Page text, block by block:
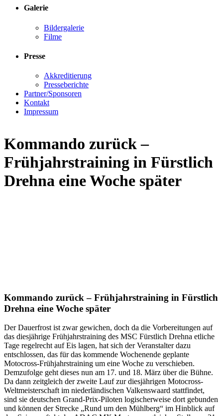
Galerie
Bildergalerie
Filme
Presse
Akkreditierung
Presseberichte
Partner/Sponsoren
Kontakt
Impressum
Kommando zurück –
Frühjahrstraining in Fürstlich
Drehna eine Woche später
Kommando zurück – Frühjahrstraining in Fürstlich
Drehna eine Woche später
Der Dauerfrost ist zwar gewichen, doch da die Vorbereitungen auf
das diesjährige Frühjahrstraining des MSC Fürstlich Drehna etliche
Tage regelrecht auf Eis lagen, hat sich der Veranstalter dazu
entschlossen, das für das kommende Wochenende geplante
Motocross-Frühjahrstraining um eine Woche zu verschieben.
Demzufolge geht dieses nun am 17. und 18. März über die Bühne.
Da dann zeitgleich der zweite Lauf zur diesjährigen Motocross-
Weltmeisterschaft im niederländischen Valkenswaard stattfindet,
sind sie deutschen Grand-Prix-Piloten logischerweise dort gebunden
und können der Strecke „Rund um den Mühlberg“ im Hinblick auf